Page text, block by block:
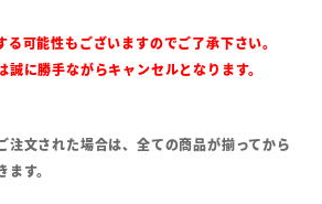
可能性もございますのでご了承下さい。
誠に勝手ながらキャンセルとなります。
注文された場合は、全ての商品が揃ってから
す。